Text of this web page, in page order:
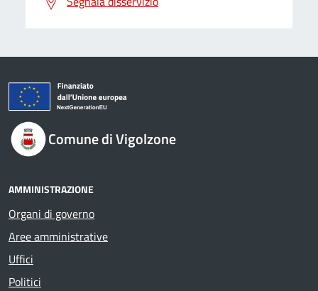
Comune di Vigolzone
AMMINISTRAZIONE
Organi di governo
Aree amministrative
Uffici
Politici